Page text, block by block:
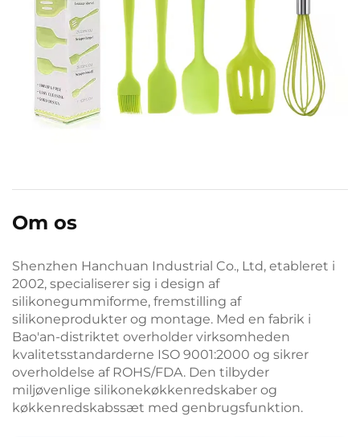
Om os
Shenzhen Hanchuan Industrial Co., Ltd, etableret i
2002, specialiserer sig i design af
silikonegummiforme, fremstilling af
silikoneprodukter og montage. Med en fabrik i
Bao'an-distriktet overholder virksomheden
kvalitetsstandarderne ISO 9001:2000 og sikrer
overholdelse af ROHS/FDA. Den tilbyder
miljøvenlige silikonekøkkenredskaber og
køkkenredskabssæt med genbrugsfunktion.